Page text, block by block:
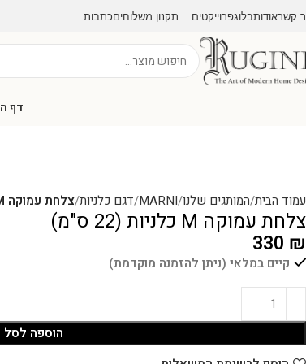
קשראודותבלוגפרוייקטים תקנון משלוחיםכתבות
דף
עמוד הבית המותגים שלנו MARNI דגם כלניות צלחת עמוקה M כלניות (22 ס"מ)
צלחת עמוקה M כלניות (22 ס"מ)
330 ₪
קיים במלאי (ניתן להזמנה מוקדמת)
הוספה לסל